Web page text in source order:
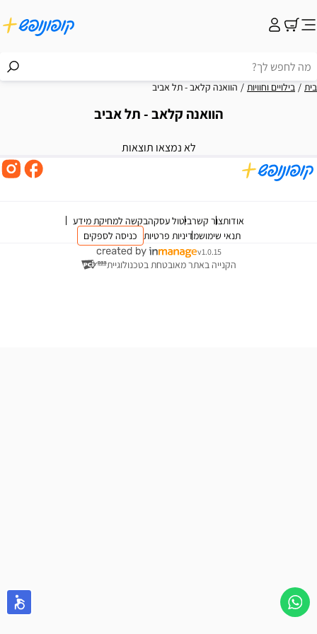
בית בילויים וחוויות הוואנה קלאב - תל אביב
הוואנה קלאב - תל אביב
לא נמצאו תוצאות
אודותצור קשרביטול עסקהבקשה למחיקת מידע
תנאי שימושמדיניות פרטיות כניסה לספקים
v1.0.15
הקנייה באתר מאובטחת בטכנולוגיית